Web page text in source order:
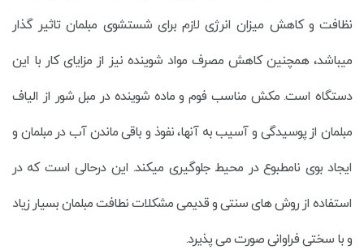
نظافت و کاهش میزان انرژی لازم برای شستشوی مبلمان تاثیر گذار
میباشد، همچنین کاهش مصرف مواد شوینده نیز از مزایای کار با این
دستگاه است. مکش مناسب فوم و ماده شوینده در مبل شور از الیاف
مبلمان از پوسیدگی و آسیب به آنها، نفوذ و باقی ماندن آب در مبلمان و
ایجاد بوی نامطبوع در محیط جلوگیری میکند. این درحالی است که در
استفاده از روش های سنتی و قدیمی مشکلات نطافت مبلمان بسیار زیاد
و با سختی فراوانی صورت می پذیرد.